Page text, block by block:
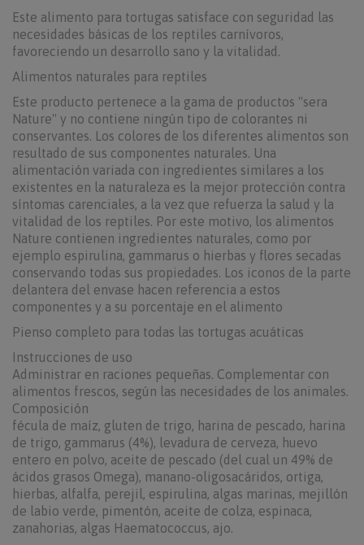
Este alimento para tortugas satisface con seguridad las
necesidades básicas de los reptiles carnívoros,
favoreciendo un desarrollo sano y la vitalidad.
Alimentos naturales para reptiles
Este producto pertenece a la gama de productos "sera
Nature" y no contiene ningún tipo de colorantes ni
conservantes. Los colores de los diferentes alimentos son
resultado de sus componentes naturales. Una
alimentación variada con ingredientes similares a los
existentes en la naturaleza es la mejor protección contra
síntomas carenciales, a la vez que refuerza la salud y la
vitalidad de los reptiles. Por este motivo, los alimentos
Nature contienen ingredientes naturales, como por
ejemplo espirulina, gammarus o hierbas y flores secadas
conservando todas sus propiedades. Los iconos de la parte
delantera del envase hacen referencia a estos
componentes y a su porcentaje en el alimento
Pienso completo para todas las tortugas acuáticas
Instrucciones de uso
Administrar en raciones pequeñas. Complementar con
alimentos frescos, según las necesidades de los animales.
Composición
fécula de maíz, gluten de trigo, harina de pescado, harina
de trigo, gammarus (4%), levadura de cerveza, huevo
entero en polvo, aceite de pescado (del cual un 49% de
ácidos grasos Omega), manano-oligosacáridos, ortiga,
hierbas, alfalfa, perejil, espirulina, algas marinas, mejillón
de labio verde, pimentón, aceite de colza, espinaca,
zanahorias, algas Haematococcus, ajo.